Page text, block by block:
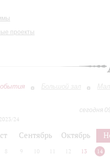
проекты
Большой зал
сегодня
2023/24
Сентябрь Октябрь
8 9 10 12 13 14